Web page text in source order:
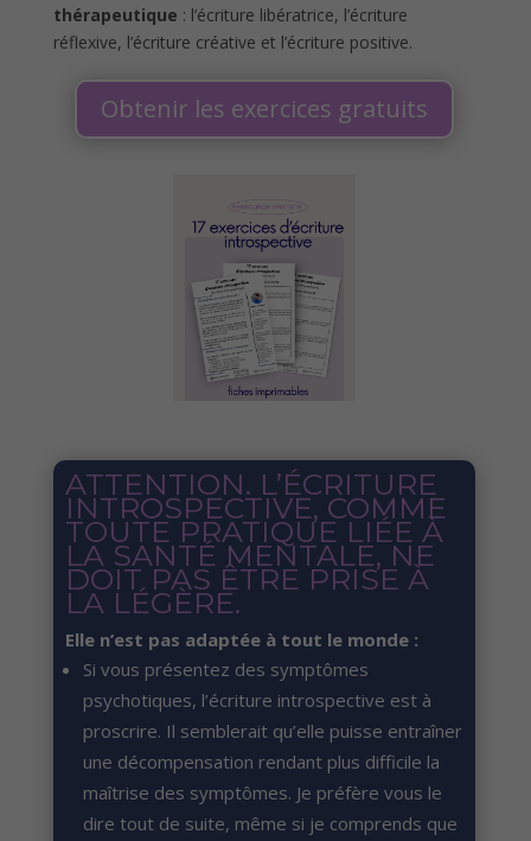
thérapeutique : l’écriture libératrice, l’écriture
réflexive, l’écriture créative et l’écriture positive.
Obtenir les exercices gratuits
ATTENTION. L’ÉCRITURE
INTROSPECTIVE, COMME
TOUTE PRATIQUE LIÉE À
LA SANTÉ MENTALE, NE
DOIT PAS ÊTRE PRISE À
LA LÉGÈRE.
Elle n’est pas adaptée à tout le monde :
Si vous présentez des symptômes
psychotiques, l’écriture introspective est à
proscrire. Il semblerait qu’elle puisse entraîner
une décompensation rendant plus difficile la
maîtrise des symptômes. Je préfère vous le
dire tout de suite, même si je comprends que